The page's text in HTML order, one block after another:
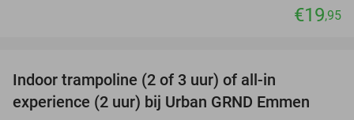
€19,95
Indoor trampoline (2 of 3 uur) of all-in
experience (2 uur) bij Urban GRND Emmen